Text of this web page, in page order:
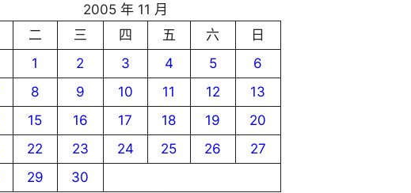
2005 年 11 月
二 三 四 五 六
日
1
2 3 4 5
6
8 9 10 11 12
13
15 16 17 18 19
20
22 23 24 25 26
27
29
30